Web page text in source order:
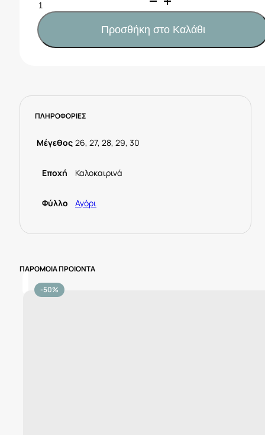
Σανδάλια
casual
αγόρι
Κωδ.
ποσότητα
Προσθήκη στο Καλάθι
ΠΛΗΡΟΦΟΡΙΕΣ
Μέγεθος 26, 27, 28, 29, 30
Εποχή Καλοκαιρινά
Φύλλο Αγόρι
ΠΑΡΟΜΟΙΑ ΠΡΟΙΟΝΤΑ
-50%